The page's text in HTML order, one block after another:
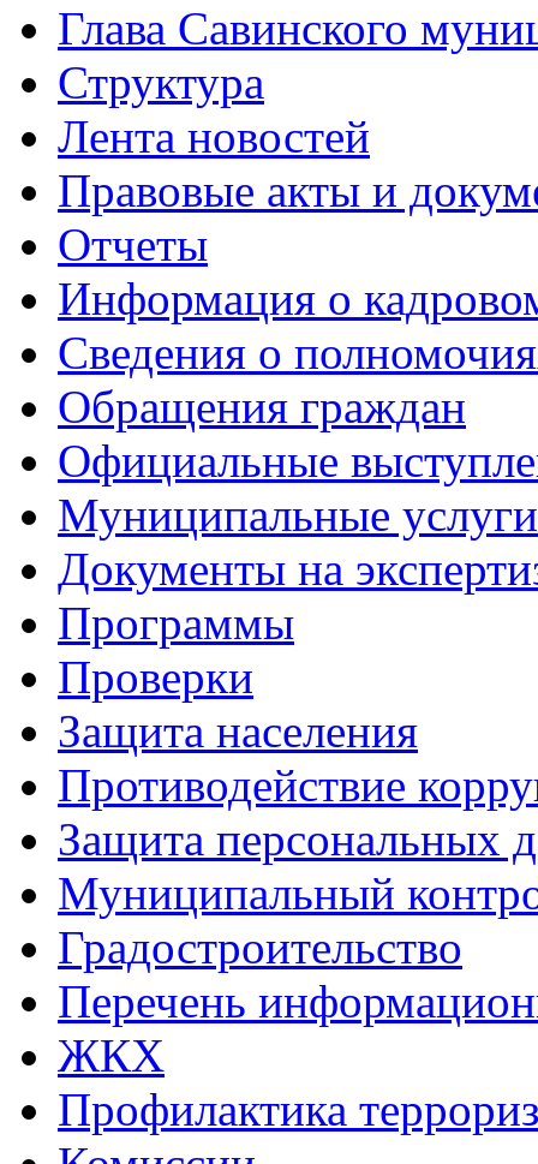
Глава Савинского
Структура
Лента новостей
Правовые акты и
Отчеты
Информация о
Сведения о
Обращения граждан
Официальные
Муниципальные услуги
Документы на
Программы
Проверки
Защита населения
Противодействие
Защита персональных
Муниципальный
Градостроительство
Перечень
ЖКХ
Профилактика